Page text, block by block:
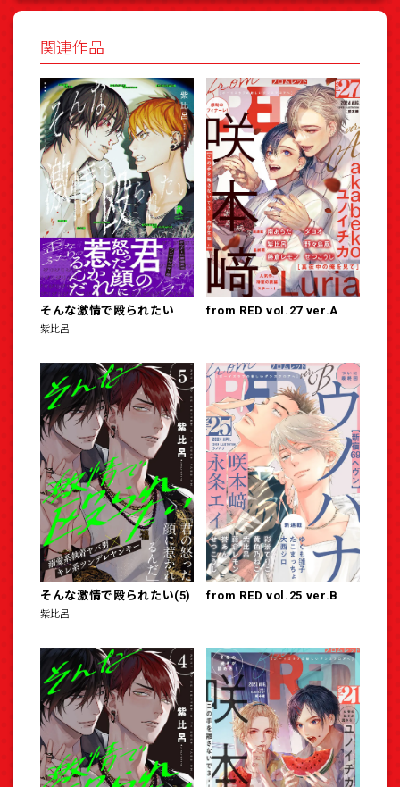
関連作品
そんな激情で殴られたい
紫比呂
from RED vol.27 ver.A
そんな激情で殴られたい(5)
紫比呂
from RED vol.25 ver.B